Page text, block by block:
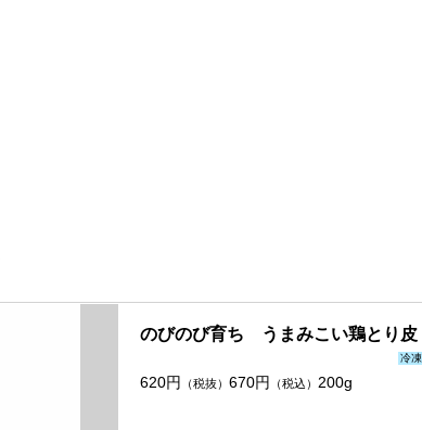
のびのび育ち うまみこい鶏とり皮
冷凍
620円 （税抜）670円 （税込） 200g